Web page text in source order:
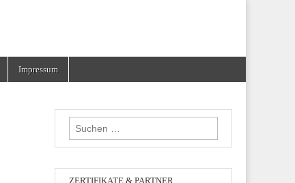
Impressum
Suchen
nach:
ZERTIFIKATE & PARTNER